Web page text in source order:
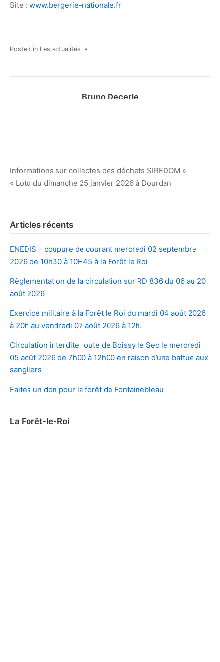
Site : www.bergerie-nationale.fr
Posted in Les actualités •
Bruno Decerle
Navigation
Informations sur collectes des déchets SIREDOM »
« Loto du dimanche 25 janvier 2026 à Dourdan
Articles récents
ENEDIS – coupure de courant mercredi 02 septembre
2026 de 10h30 à 10H45 à la Forêt le Roi
Règlementation de la circulation sur RD 836 du 06 au 20
août 2026
Exercice militaire à la Forêt le Roi du mardi 04 août 2026
à 20h au vendredi 07 août 2026 à 12h.
Circulation interdite route de Boissy le Sec le mercredi
05 août 2026 de 7h00 à 12h00 en raison d’une battue aux
sangliers
Faites un don pour la forêt de Fontainebleau
La Forêt-le-Roi